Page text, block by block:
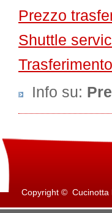
Prezzo
Shuttle
Trasferimento
Info su:
Copyright © Cucinotta